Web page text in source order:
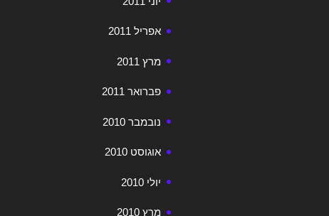
אפריל 2011
מרץ 2011
פברואר 2011
נובמבר 2010
אוגוסט 2010
יולי 2010
מרץ 2010